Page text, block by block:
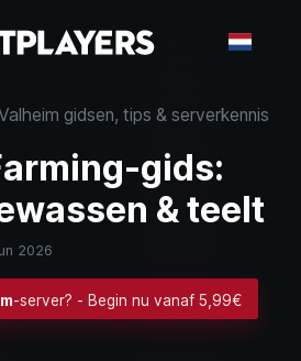
gidsen, tips & serverkennis
gids:
& teelt
2026
-server? - Begin nu vanaf 5,99€